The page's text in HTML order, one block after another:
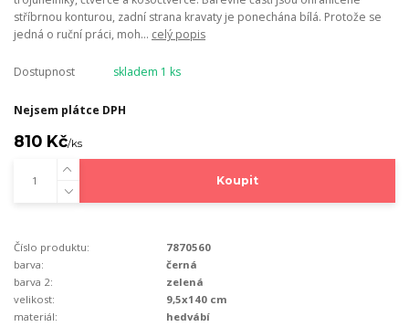
stříbrnou konturou, zadní strana kravaty je ponechána bílá. Protože se
jedná o ruční práci, moh... celý popis
Dostupnost skladem 1 ks
Nejsem plátce DPH
810 Kč/ks
Koupit
Číslo produktu:
7870560
barva:
černá
barva 2:
zelená
velikost:
9,5x140 cm
materiál:
hedvábí